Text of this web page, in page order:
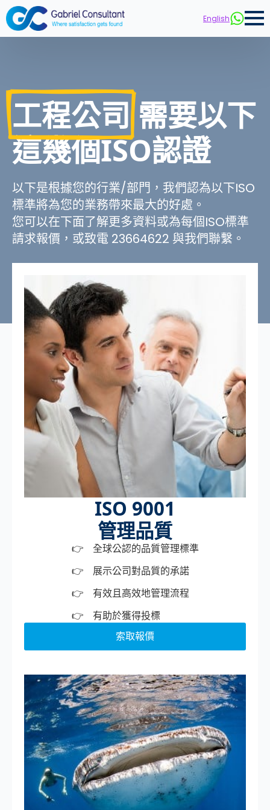
English
工程公司 需要以下
這幾個ISO認證
以下是根據您的行業/部門，我們認為以下ISO
標準將為您的業務帶來最大的好處。
您可以在下面了解更多資料或為每個ISO標準
請求報價，或致電 23664622 與我們聯繫。
ISO 9001
管理品質
全球公認的品質管理標準
展示公司對品質的承諾
有效且高效地管理流程
有助於獲得投標
索取報價